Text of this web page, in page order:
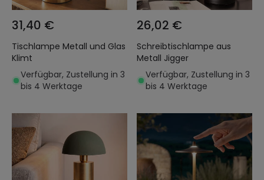
31,40 €
Tischlampe Metall und Glas
Klimt
Verfügbar, Zustellung in 3
bis 4 Werktage
26,02 €
Schreibtischlampe aus
Metall Jigger
Verfügbar, Zustellung in 3
bis 4 Werktage